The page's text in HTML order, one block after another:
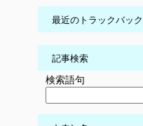
最近のトラックバック
記事検索
検索語句